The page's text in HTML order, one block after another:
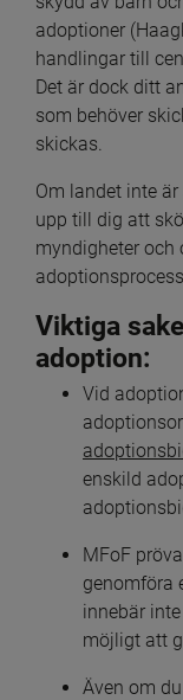
adoptioner
handlingar till
Det är dock ditt
som behöver
skickas.
Om landet inte
upp till dig att
myndigheter och
Viktiga
adoption:
Vid
enskild
MFoF
genomföra
innebär
möjligt att
Även om